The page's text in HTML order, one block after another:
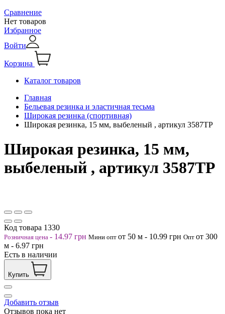
Сравнение
Нет товаров
Избранное
Войти
Корзина
Каталог товаров
Главная
Бельевая резинка и эластичная тесьма
Широкая резинка (спортивная)
Широкая резинка, 15 мм, выбеленый , артикул 3587ТР
Широкая резинка, 15 мм,
выбеленый , артикул 3587ТР
Код товара 1330
Розничная цена - 14.97 грн Мини опт от 50 м - 10.99 грн Опт от 300
м - 6.97 грн
Есть в наличии
Купить
Добавить отзыв
Отзывов пока нет